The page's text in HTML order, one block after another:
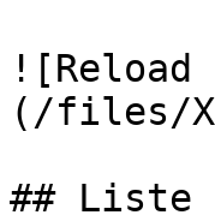
(/files/
## Liste